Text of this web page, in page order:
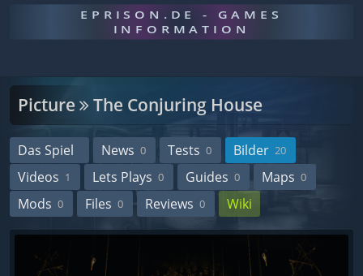
EPRISON.DE - GAMES
INFORMATION
Picture The Conjuring House
Das Spiel News 0 Tests 0 Bilder 20
Videos 1 Lets Plays 0 Guides 0 Maps 0
Mods 0 Files 0 Reviews 0 Wiki